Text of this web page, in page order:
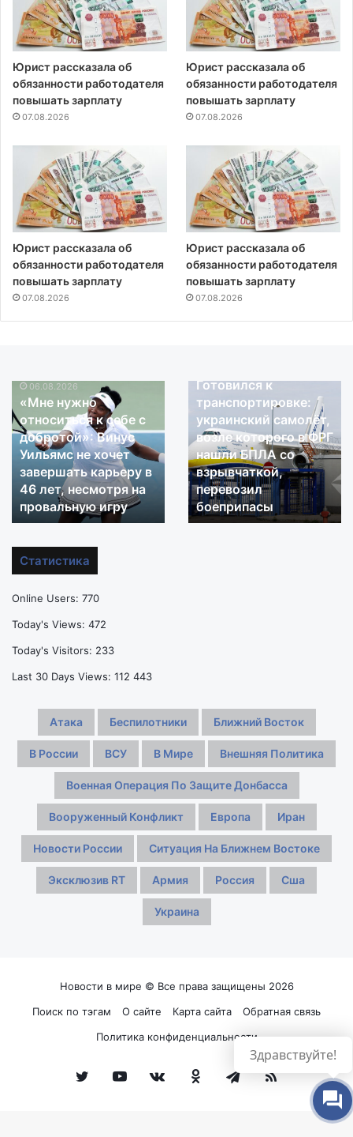
Юрист рассказала об
обязанности работодателя
повышать зарплату
07.08.2026
Юрист рассказала об
обязанности работодателя
повышать зарплату
07.08.2026
Юрист рассказала об
обязанности работодателя
повышать зарплату
07.08.2026
Юрист рассказала об
обязанности работодателя
повышать зарплату
07.08.2026
«Мне
нужно
относиться
к
себе
добротой»:
Винус
Уильямс
хочет
в
46
несмотря
на
провальную
06.08.2026
«Мне нужно
относиться к себе с
добротой»: Винус
Уильямс не хочет
завершать карьеру в
46 лет, несмотря на
провальную игру
Готовился
транспортировке:
украинский
самолёт,
возле
которого
в
ФРГ
Готовился к
транспортировке:
украинский самолёт,
возле которого в ФРГ
нашли БПЛА со
взрывчаткой,
перевозил
боеприпасы
Статистика
Online Users: 770
Today's Views: 472
Today's Visitors: 233
Last 30 Days Views: 112 443
Атака Беспилотники Ближний Восток
В России ВСУ В Мире Внешняя Политика
Военная Операция По Защите Донбасса
Вооруженный Конфликт Европа Иран
Новости России Ситуация На Ближнем Востоке
Эксклюзив RT Армия Россия Сша
Украина
Новости в мире © Все права защищены 2026
Поиск по тэгам
О сайте Карта сайта
Обратная связь
Политика конфиденциальности
TwitterYouTubevk.comОдноклассники
Telegram
RSS
Здравствуйте!